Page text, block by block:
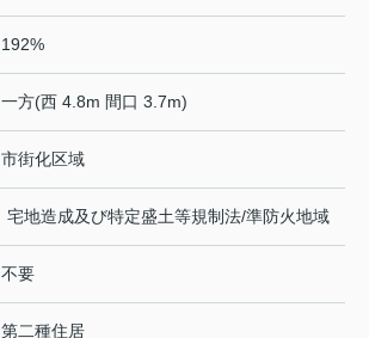
192%
一方(西 4.8m 間口 3.7m)
市街化区域
宅地造成及び特定盛土等規制法/準防火地域
不要
第二種住居